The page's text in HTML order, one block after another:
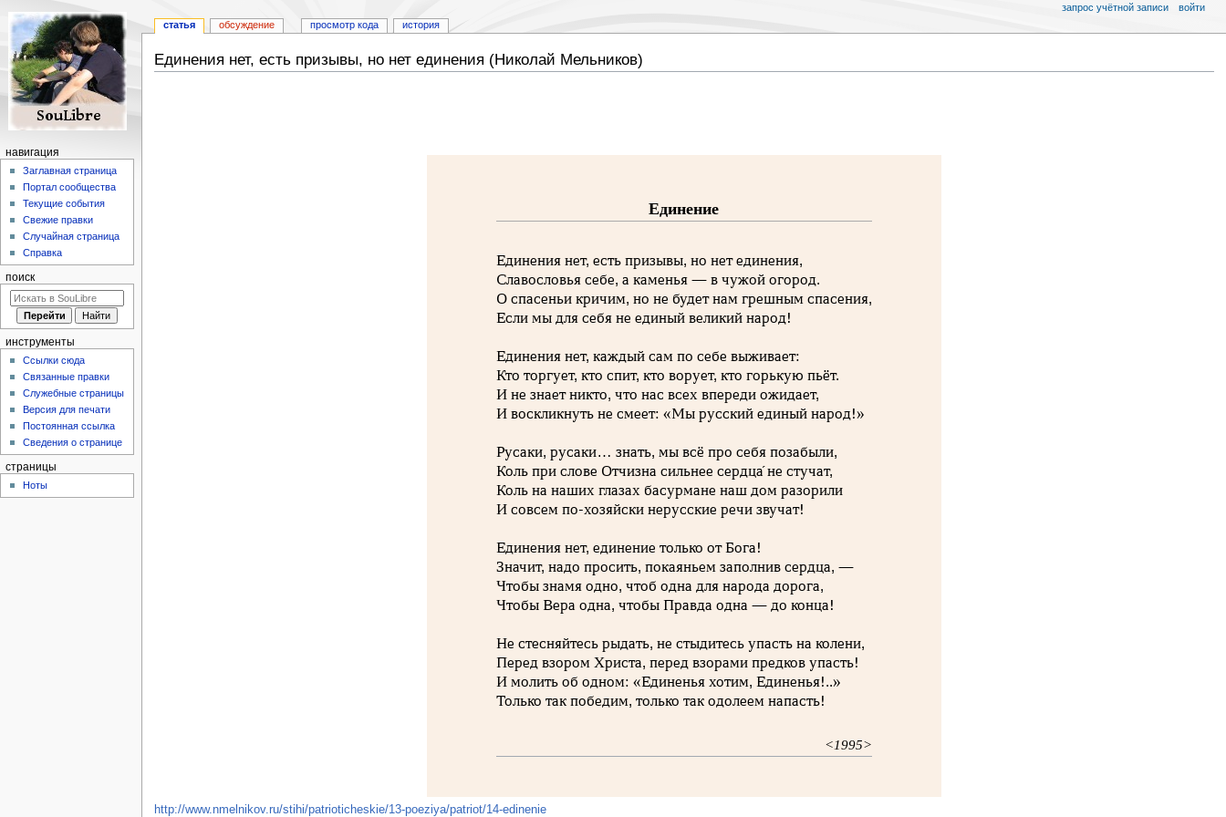
Единения нет, есть призывы, но нет единения (Николай Мельников)
Единение
Единения нет, есть призывы, но нет единения,
Славословья себе, а каменья — в чужой огород.
О спасеньи кричим, но не будет нам грешным спасения,
Если мы для себя не единый великий народ!
Единения нет, каждый сам по себе выживает:
Кто торгует, кто спит, кто ворует, кто горькую пьёт.
И не знает никто, что нас всех впереди ожидает,
И воскликнуть не смеет: «Мы русский единый народ!»
Русаки, русаки… знать, мы всё про себя позабыли,
Коль при слове Отчизна сильнее сердца́ не стучат,
Коль на наших глазах басурмане наш дом разорили
И совсем по-хозяйски нерусские речи звучат!
Единения нет, единение только от Бога!
Значит, надо просить, покаяньем заполнив сердца, —
Чтобы знамя одно, чтоб одна для народа дорога,
Чтобы Вера одна, чтобы Правда одна — до конца!
Не стесняйтесь рыдать, не стыдитесь упасть на колени,
Перед взором Христа, перед взорами предков упасть!
И молить об одном: «Единенья хотим, Единенья!..»
Только так победим, только так одолеем напасть!
<1995>
http://www.nmelnikov.ru/stihi/patrioticheskie/13-poeziya/patriot/14-edinenie
статья обсуждение просмотр кода история
запрос учётной записи войти
навигация
Заглавная страница
Портал сообщества
Текущие события
Свежие правки
Случайная страница
Справка
поиск
инструменты
Ссылки сюда
Связанные правки
Служебные страницы
Версия для печати
Постоянная ссылка
Сведения о странице
страницы
Ноты